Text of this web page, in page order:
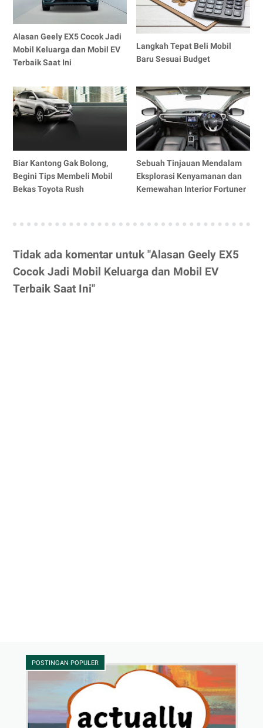
Alasan Geely EX5 Cocok Jadi
Mobil Keluarga dan Mobil EV
Terbaik Saat Ini
Langkah Tepat Beli Mobil
Baru Sesuai Budget
Biar Kantong Gak Bolong,
Begini Tips Membeli Mobil
Bekas Toyota Rush
Sebuah Tinjauan Mendalam
Eksplorasi Kenyamanan dan
Kemewahan Interior Fortuner
Tidak ada komentar untuk "Alasan Geely EX5
Cocok Jadi Mobil Keluarga dan Mobil EV
Terbaik Saat Ini"
POSTINGAN POPULER